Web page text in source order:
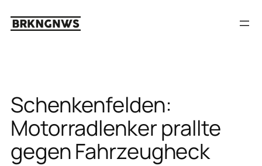
Inhalt
Schenkenfelden:
Motorradlenker prallte
gegen Fahrzeugheck